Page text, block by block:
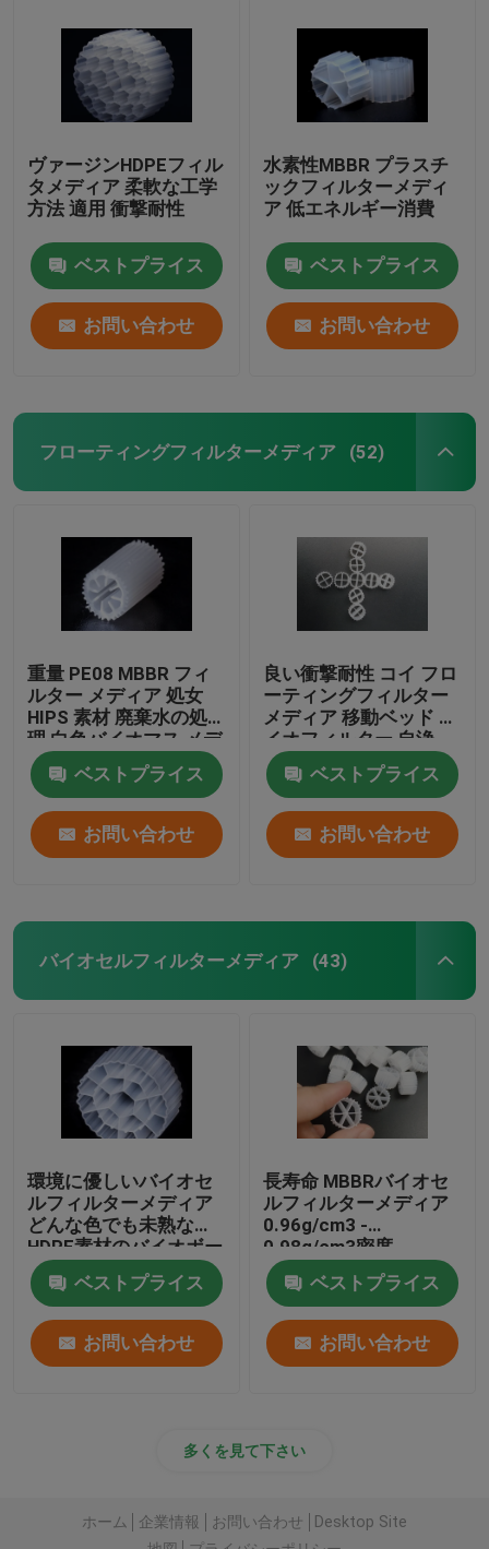
ヴァージンHDPEフィル
タメディア 柔軟な工学
方法 適用 衝撃耐性
ベストプライス
お問い合わせ
水素性MBBR プラスチ
ックフィルターメディ
ア 低エネルギー消費
ベストプライス
お問い合わせ
フローティングフィルターメディア (52)
重量 PE08 MBBR フィ
ルター メディア 処女
HIPS 素材 廃棄水の処
理 白色バイオマス メデ
ィア
ベストプライス
お問い合わせ
良い衝撃耐性 コイ フロ
ーティングフィルター
メディア 移動ベッド バ
イオフィルター 自浄
ベストプライス
お問い合わせ
バイオセルフィルターメディア (43)
環境に優しいバイオセ
ルフィルターメディア
どんな色でも未熟な
HDPE素材のバイオボー
ル
ベストプライス
お問い合わせ
長寿命 MBBRバイオセ
ルフィルターメディア
0.96g/cm3 -
0.98g/cm3密度
ベストプライス
お問い合わせ
多くを見て下さい
ホーム 企業情報 お問い合わせ
Desktop Site